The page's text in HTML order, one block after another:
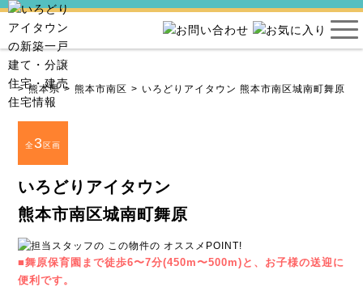
ン 熊本県 熊本市南区 いろどりアイタウン 熊本市南区城南町舞原
全3区画
いろどりアイタウン
熊本市南区城南町舞原
■舞原保育園まで徒歩6〜7分(450m〜500m)と、お子様の送迎に
便利です。